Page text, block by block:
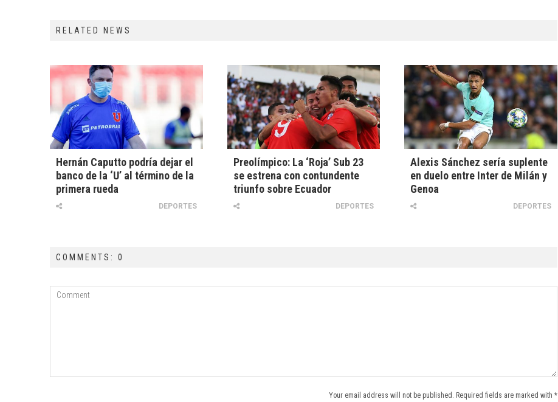
RELATED NEWS
Hernán Caputto podría dejar el
banco de la ‘U’ al término de la
primera rueda
DEPORTES
Preolímpico: La ‘Roja’ Sub 23
se estrena con contundente
triunfo sobre Ecuador
DEPORTES
Alexis Sánchez sería suplente
en duelo entre Inter de Milán y
Genoa
DEPORTES
COMMENTS: 0
Your email address will not be published. Required fields are marked with *